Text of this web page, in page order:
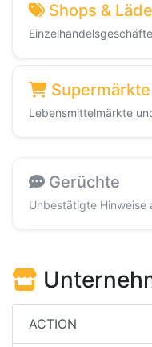
Shops &
Lebensmittelmärkte
Gerüchte
Unbestätigte Hinweise
ACTION